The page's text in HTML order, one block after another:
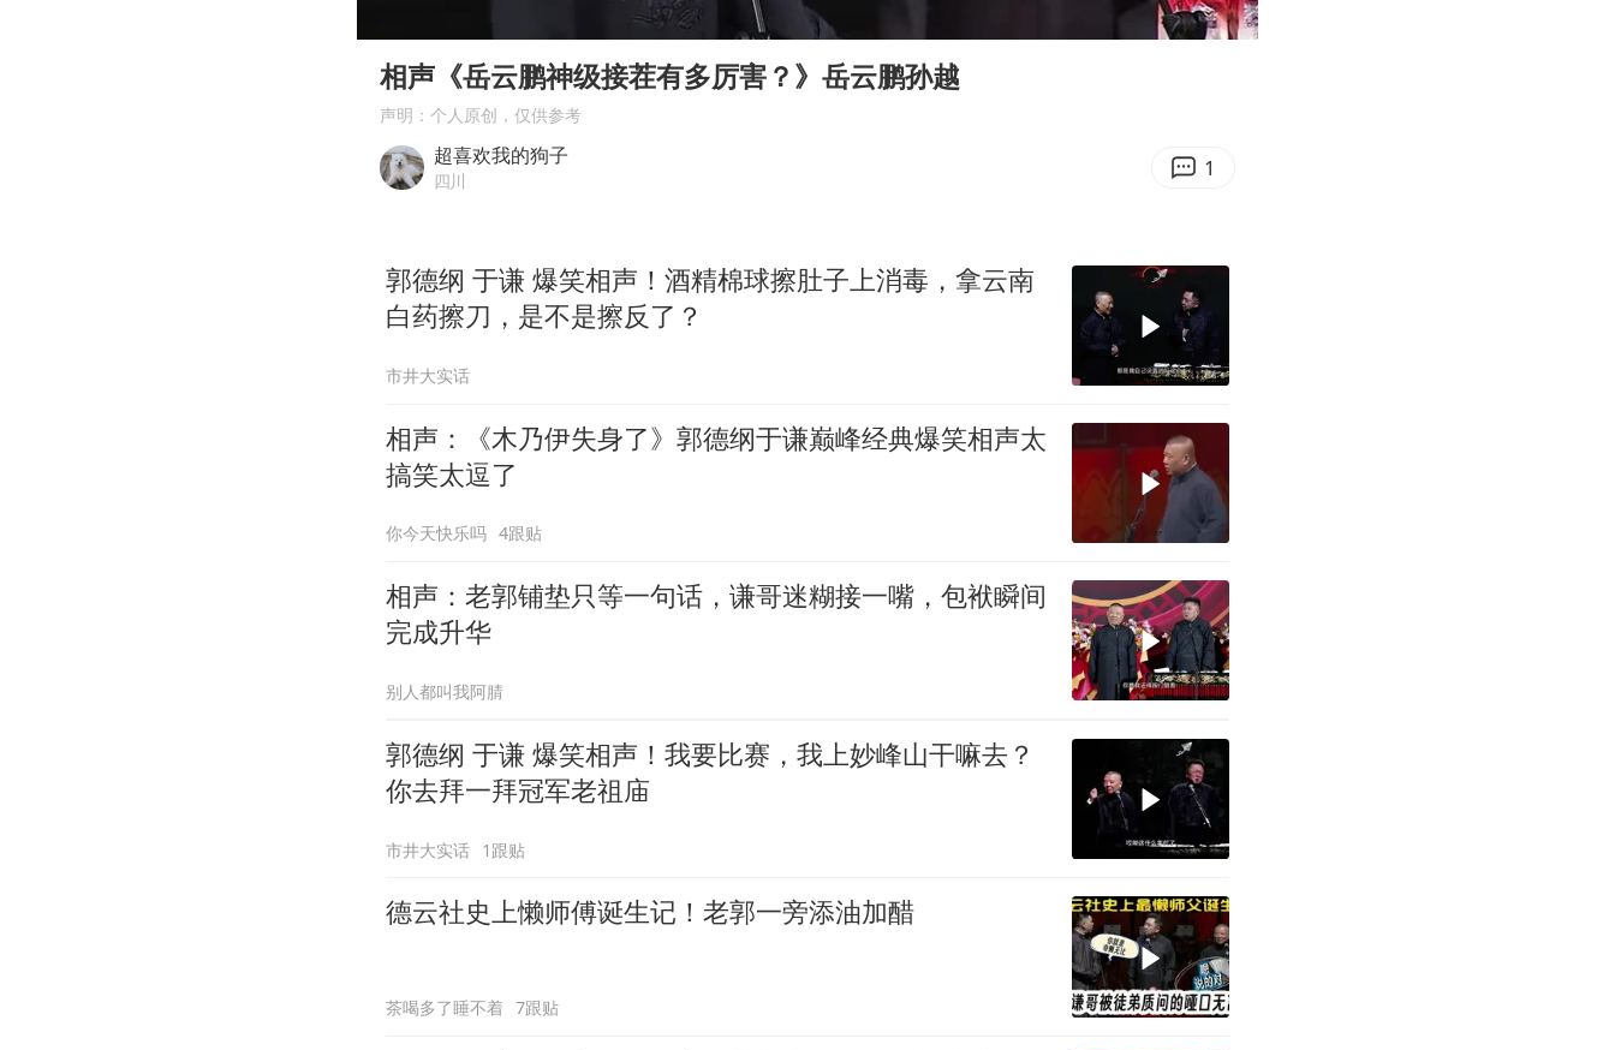
光伏八巨头签署“不低于成本价”倡议
泰国校园枪击事件已致8死30余伤
38岁演员求职万岁山NPC成功
夯实基础开新局
06:53
Enter
相声《岳云鹏神级接茬有多厉害？》岳云鹏孙越
声明：个人原创，仅供参考
超喜欢我的狗子
四川 1
郭德纲 于谦 爆笑相声！酒精棉球擦肚子上消毒，拿云南
白药擦刀，是不是擦反了？
市井大实话
相声：《木乃伊失身了》郭德纲于谦巅峰经典爆笑相声太
搞笑太逗了
你今天快乐吗 4跟贴
相声：老郭铺垫只等一句话，谦哥迷糊接一嘴，包袱瞬间
完成升华
别人都叫我阿腈
郭德纲 于谦 爆笑相声！我要比赛，我上妙峰山干嘛去？
你去拜一拜冠军老祖庙
市井大实话 1跟贴
德云社史上懒师傅诞生记！老郭一旁添油加醋
茶喝多了睡不着 7跟贴